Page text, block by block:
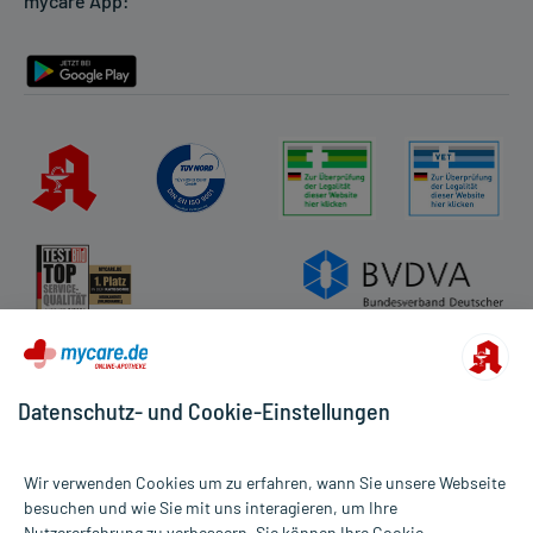
Datenschutz- und Cookie-Einstellungen
Wir verwenden Cookies um zu erfahren, wann Sie unsere Webseite
besuchen und wie Sie mit uns interagieren, um Ihre